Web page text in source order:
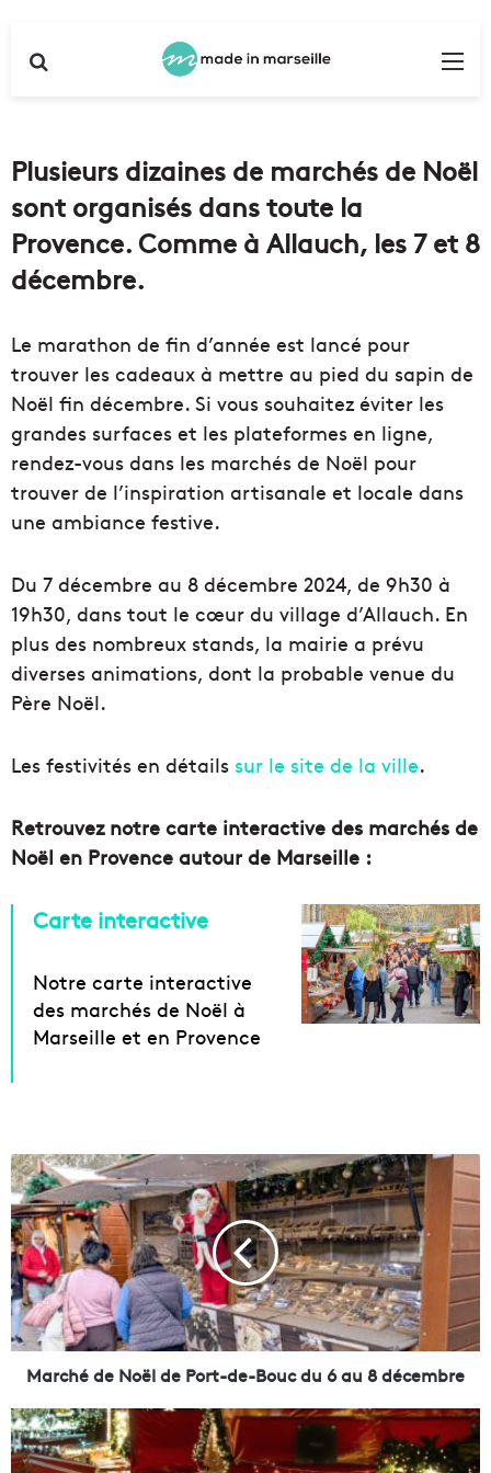
Plusieurs dizaines de marchés de Noël
sont organisés dans toute la
Provence. Comme à Allauch, les 7 et 8
décembre.
Le marathon de fin d’année est lancé pour
trouver les cadeaux à mettre au pied du sapin de
Noël fin décembre. Si vous souhaitez éviter les
grandes surfaces et les plateformes en ligne,
rendez-vous dans les marchés de Noël pour
trouver de l’inspiration artisanale et locale dans
une ambiance festive.
Du 7 décembre au 8 décembre 2024, de 9h30 à
19h30, dans tout le cœur du village d’Allauch. En
plus des nombreux stands, la mairie a prévu
diverses animations, dont la probable venue du
Père Noël.
Les festivités en détails sur le site de la ville.
Retrouvez notre carte interactive des marchés de
Noël en Provence autour de Marseille :
Carte interactive
Notre carte interactive
des marchés de Noël à
Marseille et en Provence
M
a
r
c
h
é
d
e
N
l
d
e
Marché de Noël de Port-de-Bouc du 6 au 8 décembre
M
a
r